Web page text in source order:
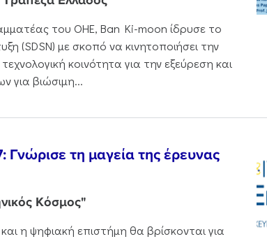
του ΟΗΕ, Ban Ki-moon ίδρυσε το
(SDSN) με σκοπό να κινητοποιήσει την
κοινότητα για την εξεύρεση και
για βιώσιμη...
Γνώρισε τη μαγεία της έρευνας
Κόσμος"
η ψηφιακή επιστήμη θα βρίσκονται για